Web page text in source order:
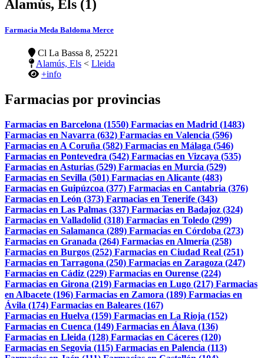
Alamús, Els (1)
Farmacia Meda Baldoma Merce
Cl La Bassa 8, 25221
Alamús, Els < Lleida
+info
Farmacias por provincias
Farmacias en Barcelona (1550) Farmacias en Madrid (1483)
Farmacias en Navarra (632) Farmacias en Valencia (596)
Farmacias en A Coruña (582) Farmacias en Málaga (546)
Farmacias en Pontevedra (542) Farmacias en Vizcaya (535)
Farmacias en Asturias (529) Farmacias en Murcia (529)
Farmacias en Sevilla (501) Farmacias en Alicante (483)
Farmacias en Guipúzcoa (377) Farmacias en Cantabria (376)
Farmacias en León (373) Farmacias en Tenerife (343)
Farmacias en Las Palmas (337) Farmacias en Badajoz (324)
Farmacias en Valladolid (318) Farmacias en Toledo (299)
Farmacias en Salamanca (289) Farmacias en Córdoba (273)
Farmacias en Granada (264) Farmacias en Almería (258)
Farmacias en Burgos (252) Farmacias en Ciudad Real (251)
Farmacias en Tarragona (250) Farmacias en Zaragoza (247)
Farmacias en Cádiz (229) Farmacias en Ourense (224)
Farmacias en Girona (219) Farmacias en Lugo (217) Farmacias
en Albacete (196) Farmacias en Zamora (189) Farmacias en
Ávila (174) Farmacias en Baleares (167)
Farmacias en Huelva (159) Farmacias en La Rioja (152)
Farmacias en Cuenca (149) Farmacias en Álava (136)
Farmacias en Lleida (128) Farmacias en Cáceres (120)
Farmacias en Segovia (115) Farmacias en Palencia (113)